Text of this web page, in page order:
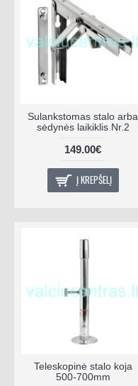
Sulankstomas stalo arba
sėdynės laikiklis Nr.2
149.00€
Į KREPŠELĮ
Teleskopinė stalo koja
500-700mm